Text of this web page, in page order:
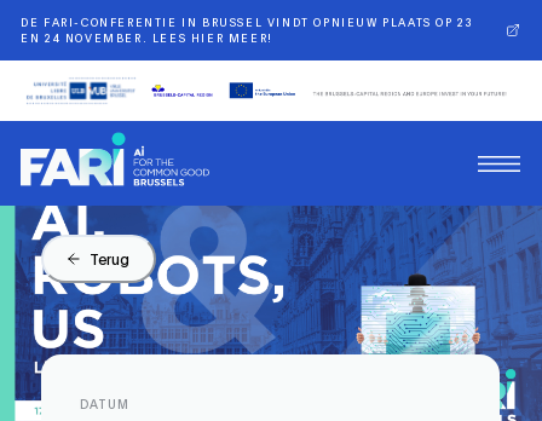
DE FARI-CONFERENTIE IN BRUSSEL VINDT OPNIEUW PLAATS OP 23
EN 24 NOVEMBER. LEES HIER MEER!
Terug
DATUM